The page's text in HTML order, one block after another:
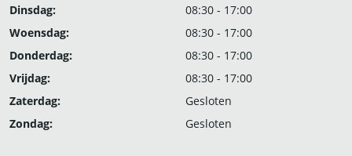
Dinsdag:
08:30 - 17:00
Woensdag:
08:30 - 17:00
Donderdag:
08:30 - 17:00
Vrijdag:
08:30 - 17:00
Zaterdag:
Gesloten
Zondag:
Gesloten